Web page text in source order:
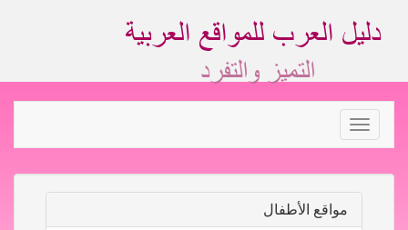
Toggle
navigation
مواقع الأطفال